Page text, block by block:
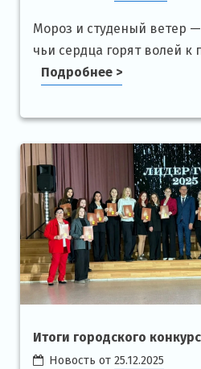
Мороз и студеный ветер
чьи сердца горят волей к
Подробнее >
Итоги городского
Новость от25.12.2025